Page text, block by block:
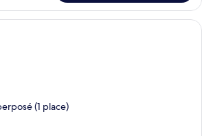
Une chambre d’hôtel moderne
(1 place)